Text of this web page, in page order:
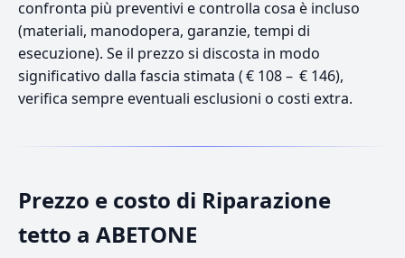
confronta più preventivi e controlla cosa è incluso
(materiali, manodopera, garanzie, tempi di
esecuzione). Se il prezzo si discosta in modo
significativo dalla fascia stimata ( € 108 – € 146),
verifica sempre eventuali esclusioni o costi extra.
Prezzo e costo di Riparazione
tetto a ABETONE